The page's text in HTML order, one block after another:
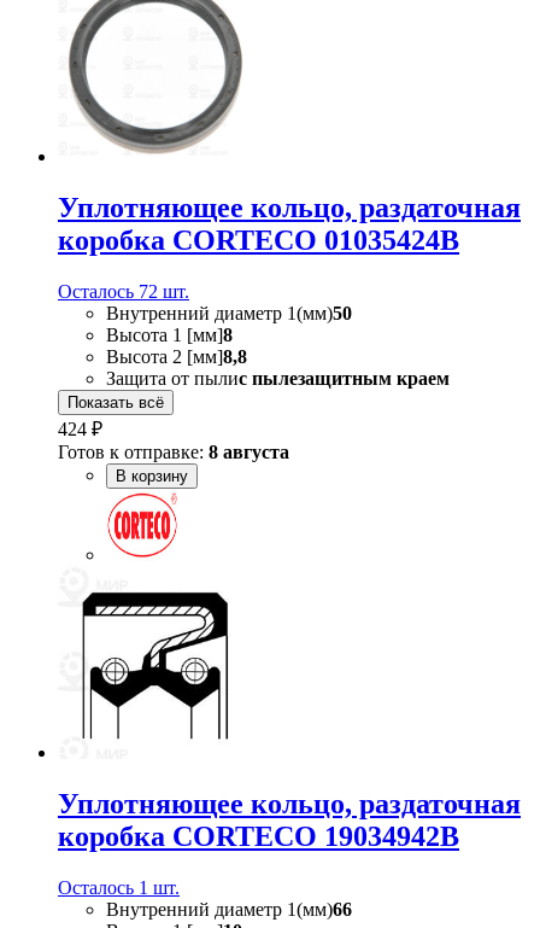
Уплотняющее кольцо, раздаточная
коробка CORTECO 01035424B
Осталось 72 шт.
Внутренний диаметр 1(мм)50
Высота 1 [мм]8
Высота 2 [мм]8,8
Защита от пылис пылезащитным краем
Показать всё
424 ₽
Готов к отправке: 8 августа
В корзину
Уплотняющее кольцо, раздаточная
коробка CORTECO 19034942B
Осталось 1 шт.
Внутренний диаметр 1(мм)66